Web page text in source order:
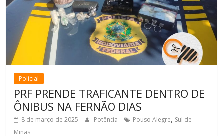
Policial
PRF PRENDE TRAFICANTE DENTRO DE
ÔNIBUS NA FERNÃO DIAS
8 de março de 2025 Potência Pouso Alegre, Sul de
Minas